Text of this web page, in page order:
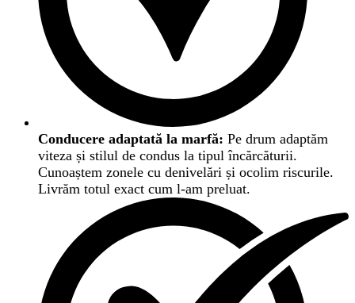
Conducere adaptată la marfă: Pe drum adaptăm
viteza și stilul de condus la tipul încărcăturii.
Cunoaștem zonele cu denivelări și ocolim riscurile.
Livrăm totul exact cum l-am preluat.